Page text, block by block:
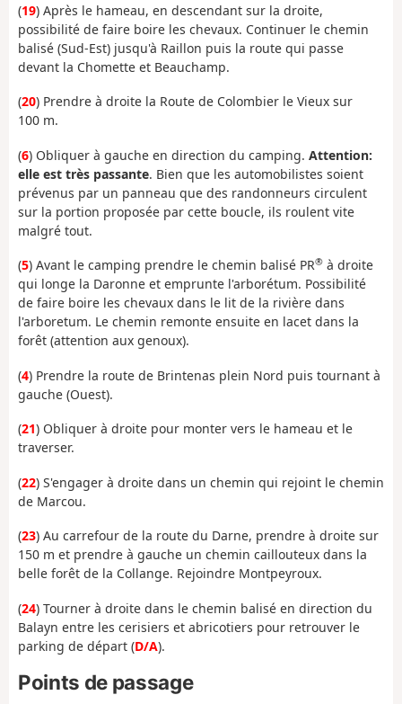
(19) Après le hameau, en descendant sur la droite,
possibilité de faire boire les chevaux. Continuer le chemin
balisé (Sud-Est) jusqu'à Raillon puis la route qui passe
devant la Chomette et Beauchamp.
(20) Prendre à droite la Route de Colombier le Vieux sur
100 m.
(6) Obliquer à gauche en direction du camping. Attention:
elle est très passante. Bien que les automobilistes soient
prévenus par un panneau que des randonneurs circulent
sur la portion proposée par cette boucle, ils roulent vite
malgré tout.
(5) Avant le camping prendre le chemin balisé PR® à droite
qui longe la Daronne et emprunte l'arborétum. Possibilité
de faire boire les chevaux dans le lit de la rivière dans
l'arboretum. Le chemin remonte ensuite en lacet dans la
forêt (attention aux genoux).
(4) Prendre la route de Brintenas plein Nord puis tournant à
gauche (Ouest).
(21) Obliquer à droite pour monter vers le hameau et le
traverser.
(22) S'engager à droite dans un chemin qui rejoint le chemin
de Marcou.
(23) Au carrefour de la route du Darne, prendre à droite sur
150 m et prendre à gauche un chemin caillouteux dans la
belle forêt de la Collange. Rejoindre Montpeyroux.
(24) Tourner à droite dans le chemin balisé en direction du
Balayn entre les cerisiers et abricotiers pour retrouver le
parking de départ (D/A).
Points de passage